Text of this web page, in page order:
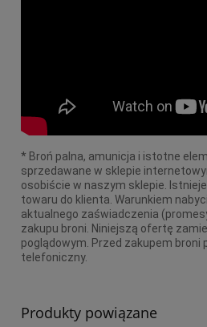
* Broń palna, amunicja i istotne
sprzedawane w sklepie
osobiście w naszym sklepie.
towaru do klienta. Warunkiem
aktualnego zaświadczenia
zakupu broni. Niniejszą ofertę
poglądowym. Przed zakupem broni
telefoniczny.
Produkty powiązane